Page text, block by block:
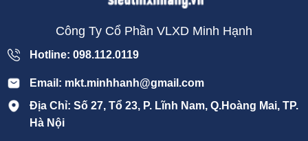
Công Ty Cổ Phần VLXD Minh Hạnh
Hotline: 098.112.0119
Email: mkt.minhhanh@gmail.com
Địa Chỉ: Số 27, Tổ 23, P. Lĩnh Nam, Q.Hoàng Mai, TP.
Hà Nội